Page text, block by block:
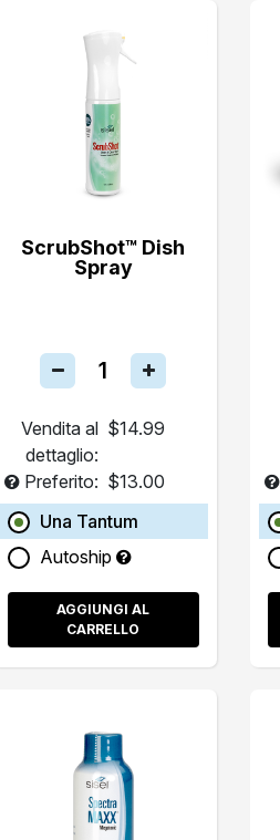
ScrubShot™ Dish
Spray
Vendita al
dettaglio:
$14.99
Preferito: $13.00
Una Tantum
Autoship
AGGIUNGI AL
CARRELLO